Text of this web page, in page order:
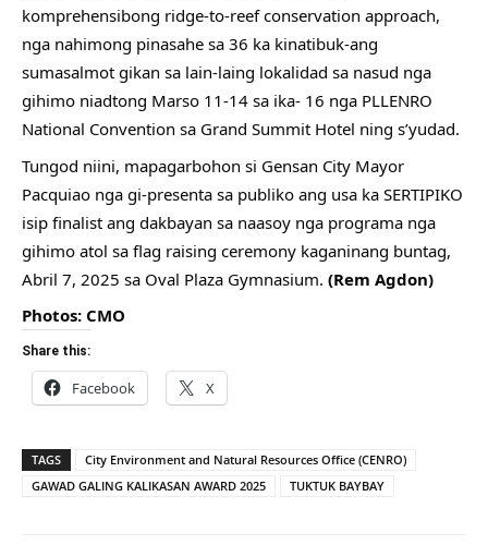
komprehensibong ridge-to-reef conservation approach,
nga nahimong pinasahe sa 36 ka kinatibuk-ang
sumasalmot gikan sa lain-laing lokalidad sa nasud nga
gihimo niadtong Marso 11-14 sa ika- 16 nga PLLENRO
National Convention sa Grand Summit Hotel ning s’yudad.
Tungod niini, mapagarbohon si Gensan City Mayor
Pacquiao nga gi-presenta sa publiko ang usa ka SERTIPIKO
isip finalist ang dakbayan sa naasoy nga programa nga
gihimo atol sa flag raising ceremony kaganinang buntag,
Abril 7, 2025 sa Oval Plaza Gymnasium. (Rem Agdon)
Photos: CMO
Share this:
Facebook X
TAGS
City Environment and Natural Resources Office (CENRO)
GAWAD GALING KALIKASAN AWARD 2025
TUKTUK BAYBAY